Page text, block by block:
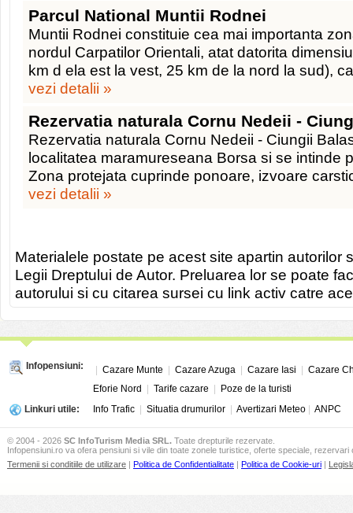
Parcul National Muntii Rodnei
Muntii Rodnei constituie cea mai importanta
nordul Carpatilor Orientali, atat datorita
km d ela est la vest, 25 km de la nord la sud),
vezi detalii »
Rezervatia naturala Cornu Nedeii -
Rezervatia naturala Cornu Nedeii - Ciungii
localitatea maramureseana Borsa si se intinde
Zona protejata cuprinde ponoare, izvoare
vezi detalii »
Materialele postate pe acest site apartin autorilor
Legii Dreptului de Autor. Preluarea lor se poate
autorului si cu citarea sursei cu link activ catre
Infopensiuni: Cazare Munte Cazare Azuga Cazare Iasi
Cazare
Eforie Nord
Tarife cazare
Poze de la turisti
Linkuri utile:
Info Trafic Situatia drumurilor Avertizari Meteo ANPC
© 2004 - 2026 SC InfoTurism Media SRL. Toate drepturile rezervate.
Infopensiuni.ro va ofera pensiuni si vile din toate zonele turistice, oferte speciale, rezervari
Termenii si conditiile de utilizare | Politica de Confidentialitate | Politica de Cookie-uri |